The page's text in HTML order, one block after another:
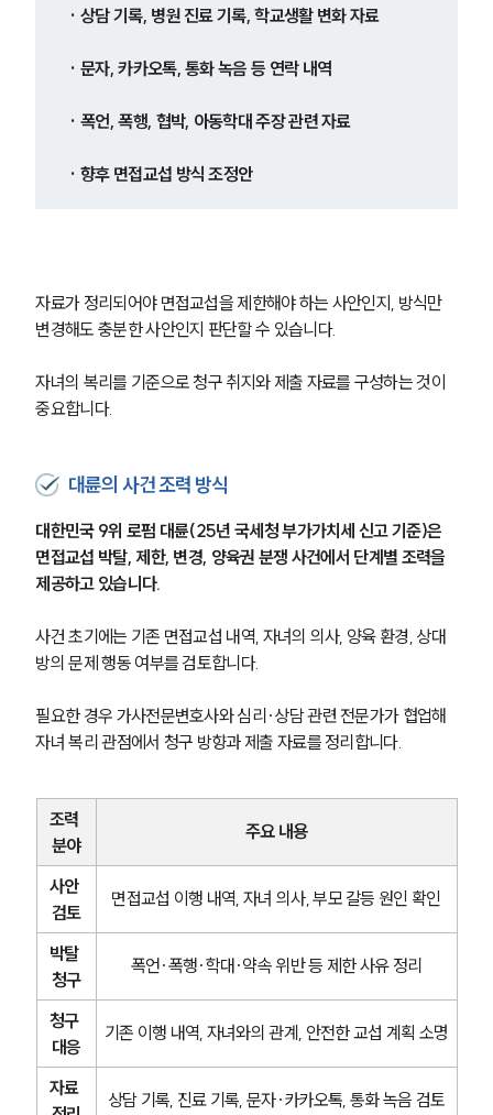
· 상담 기록, 병원 진료 기록, 학교생활 변화 자료
· 문자, 카카오톡, 통화 녹음 등 연락 내역
· 폭언, 폭행, 협박, 아동학대 주장 관련 자료
· 향후 면접교섭 방식 조정안
자료가 정리되어야 면접교섭을 제한해야 하는 사안인지, 방식만
변경해도 충분한 사안인지 판단할 수 있습니다.
자녀의 복리를 기준으로 청구 취지와 제출 자료를 구성하는 것이
중요합니다.
대륜의 사건 조력 방식
대한민국 9위 로펌 대륜(25년 국세청 부가가치세 신고 기준)은
면접교섭 박탈, 제한, 변경, 양육권 분쟁 사건에서 단계별 조력을
제공하고 있습니다.
사건 초기에는 기존 면접교섭 내역, 자녀의 의사, 양육 환경, 상대
방의 문제 행동 여부를 검토합니다.
필요한 경우 가사전문변호사와 심리·상담 관련 전문가가 협업해
자녀 복리 관점에서 청구 방향과 제출 자료를 정리합니다.
조력
분야
주요 내용
사안
검토
면접교섭 이행 내역, 자녀 의사, 부모 갈등 원인 확인
박탈
청구
폭언·폭행·학대·약속 위반 등 제한 사유 정리
청구
대응
기존 이행 내역, 자녀와의 관계, 안전한 교섭 계획 소명
자료
상담 기록, 진료 기록, 문자·카카오톡, 통화 녹음 검토